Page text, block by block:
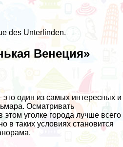
des Unterlinden.
Венеция»
один из самых интересных и
Осматривать
этом уголке города лучше всего
в таких условиях становится